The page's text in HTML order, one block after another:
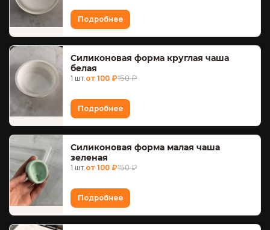
Подробнее
Силиконовая форма круглая чаша
белая
1 шт.от 100 ₽150 ₽
Подробнее
Силиконовая форма малая чаша
зеленая
1 шт.от 100 ₽150 ₽
Подробнее